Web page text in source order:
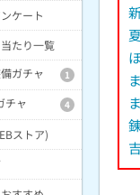
ケート
たり一覧
ガチャ
1
チャ 4
ストア)